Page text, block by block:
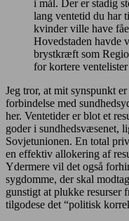
i mål. Der er stadig
lang ventetid du har
kvinder ville have
Hovedstaden havde
brystkræft som
for kortere
Jeg tror, at mit synspunkt
forbindelse med
her. Ventetider er blot et
goder i sundhedsvæsenet,
Sovjetunionen. En total
en effektiv allokering af
Ydermere vil det også
sygdomme, der skal
gunstigt at plukke resurser
tilgodese det “politisk